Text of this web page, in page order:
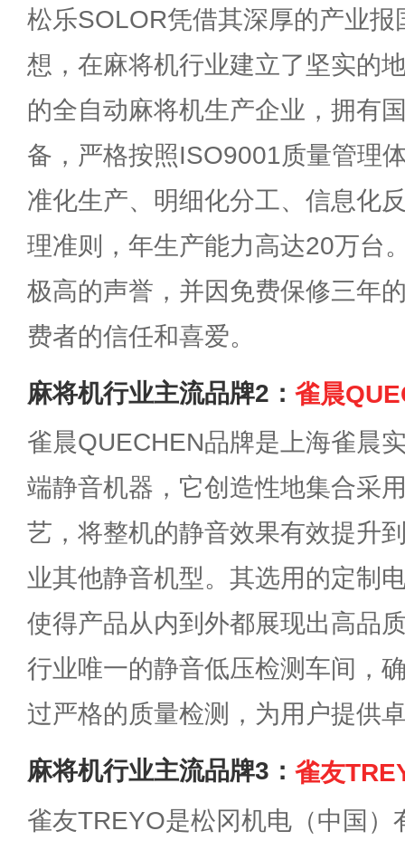
松乐SOLOR凭借其深厚的产业
想，在麻将机行业建立了坚实的
的全自动麻将机生产企业，拥有
备，严格按照ISO9001质量管理
准化生产、明细化分工、信息化
理准则，年生产能力高达20万台
极高的声誉，并因免费保修三年
费者的信任和喜爱。
麻将机行业主流品牌2： 雀晨
雀晨QUECHEN品牌是上海雀晨
端静音机器，它创造性地集合采
艺，将整机的静音效果有效提升
业其他静音机型。其选用的定制
使得产品从内到外都展现出高品
行业唯一的静音低压检测车间，
过严格的质量检测，为用户提供
麻将机行业主流品牌3： 雀友
雀友TREYO是松冈机电（中国）